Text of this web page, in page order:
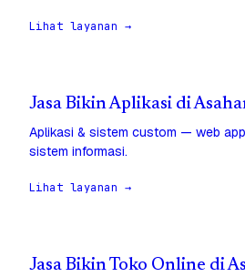
Lihat layanan →
Jasa Bikin Aplikasi di
Aplikasi & sistem custom — web
sistem informasi.
Lihat layanan →
Jasa Bikin Toko Online di